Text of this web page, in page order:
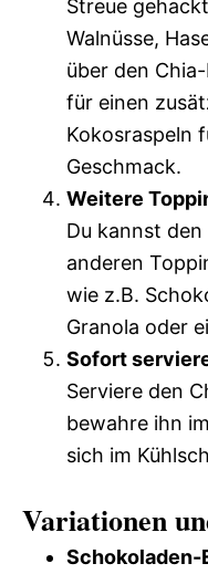
Streue
Walnüsse,
über den
für einen
Kokosraspeln
Geschmack.
Weitere
Du kannst
anderen
wie z.B.
Granola oder
Sofort
Serviere den
bewahre ihn
sich im
Variationen